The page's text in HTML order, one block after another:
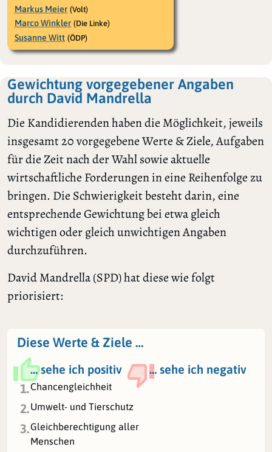
Markus Meier (Volt)
Marco Winkler (Die Linke)
Susanne Witt (ÖDP)
Gewichtung vorgegebener Angaben
durch David Mandrella
Die Kandidierenden haben die Möglichkeit, jeweils
insgesamt 20 vorgegebene Werte & Ziele, Aufgaben
für die Zeit nach der Wahl sowie aktuelle
wirtschaftliche Forderungen in eine Reihenfolge zu
bringen. Die Schwierigkeit besteht darin, eine
entsprechende Gewichtung bei etwa gleich
wichtigen oder gleich unwichtigen Angaben
durchzuführen.
David Mandrella (SPD) hat diese wie folgt
priorisiert:
Diese Werte & Ziele …
… sehe ich positiv
… sehe ich negativ
1.Chancengleichheit
2.Umwelt- und Tierschutz
3.Gleichberechtigung aller
Menschen